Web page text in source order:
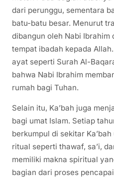
dari perunggu, sementara
batu-batu besar. Menurut
dibangun oleh Nabi Ibrahim
tempat ibadah kepada
ayat seperti Surah Al-
bahwa Nabi Ibrahim
rumah bagi Tuhan.
Selain itu, Ka’bah juga
bagi umat Islam. Setiap
berkumpul di sekitar
ritual seperti thawaf, sa’i,
memiliki makna spiritual
bagian dari proses